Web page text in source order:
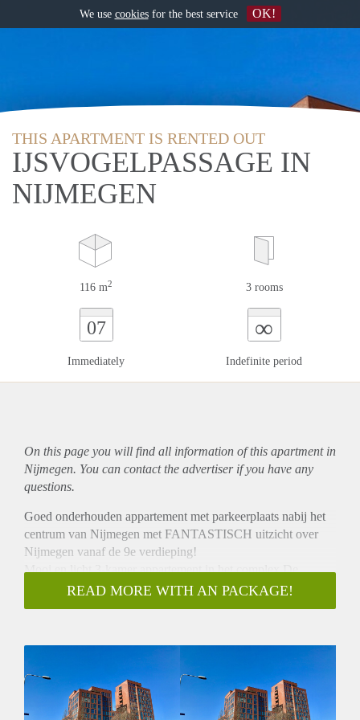
THIS APARTMENT IS RENTED OUT
IJSVOGELPASSAGE IN
NIJMEGEN
116 m2 3 rooms
07
Immediately
∞
Indefinite period
On this page you will find all information of this apartmentin
Nijmegen. You can contact the advertiser if you have any
questions.
Goed onderhouden appartement met parkeerplaats nabij het
centrum van Nijmegen met FANTASTISCH uitzicht over
Nijmegen vanaf de 9e verdieping!
Mooi en licht 3-kamer appartement in het complex De
Paladijn te Nijmegen, met lift, videofoon, vloerverwarming
én eigen parkeerplaats.
een open keuken met inbouwapparatuur zoals een
vaatwasser, gaskookplaat en afzuigkap. Verder is er een
ruime badkamer en 2 slaapkamers met ook hier een prachtig
READ MORE WITH AN PACKAGE!
We use cookiesfor the best service OK!